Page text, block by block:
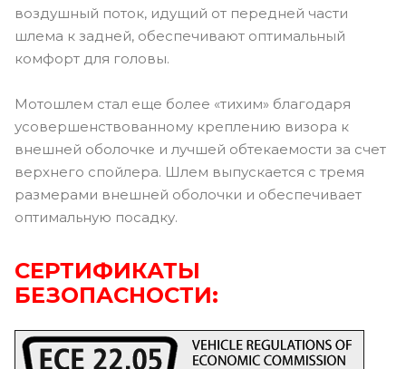
воздушный поток, идущий от передней части
шлема к задней, обеспечивают оптимальный
комфорт для головы.
Мотошлем стал еще более «тихим» благодаря
усовершенствованному креплению визора к
внешней оболочке и лучшей обтекаемости за счет
верхнего спойлера. Шлем выпускается с тремя
размерами внешней оболочки и обеспечивает
оптимальную посадку.
СЕРТИФИКАТЫ
БЕЗОПАСНОСТИ: